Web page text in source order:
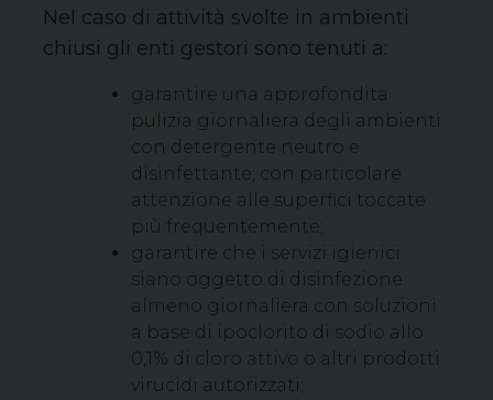
Nel caso di attività svolte in ambienti
chiusi gli enti gestori sono tenuti a:
garantire una approfondita
pulizia giornaliera degli ambienti
con detergente neutro e
disinfettante, con particolare
attenzione alle superfici toccate
più frequentemente;
garantire che i servizi igienici
siano oggetto di disinfezione
almeno giornaliera con soluzioni
a base di ipoclorito di sodio allo
0,1% di cloro attivo o altri prodotti
virucidi autorizzati;